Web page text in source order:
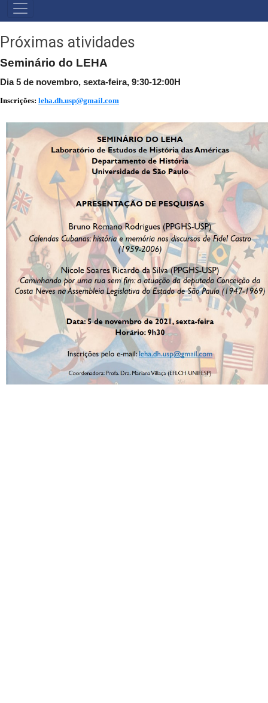
NAVEGAÇÃO
PRINCIPAL
Próximas atividades
Seminário do LEHA
Dia 5 de novembro, sexta-feira, 9:30-12:00H
Inscrições: leha.dh.usp@gmail.com